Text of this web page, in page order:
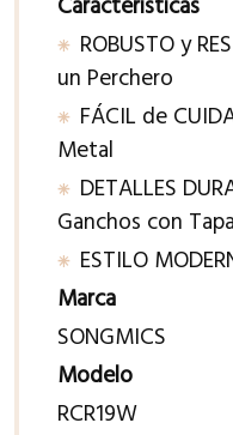
Características
ROBUSTO y
un Perchero
FÁCIL de
Metal
DETALLES
Ganchos con
ESTILO
Marca
SONGMICS
Modelo
RCR19W